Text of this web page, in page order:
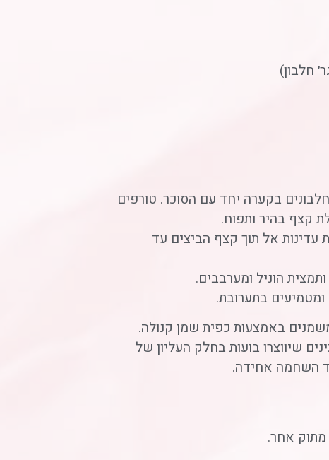
בקערה יחד עם הסוכר. טורפים
קצף בהיר ותפוח.
עדינות אל תוך קצף הביצים עד
הוניל ומערבבים.
בתערובת.
באמצעות כפית שמן קנולה.
שיווצרו בועות בחלק העליון של
השחמה אחידה.
אחר.